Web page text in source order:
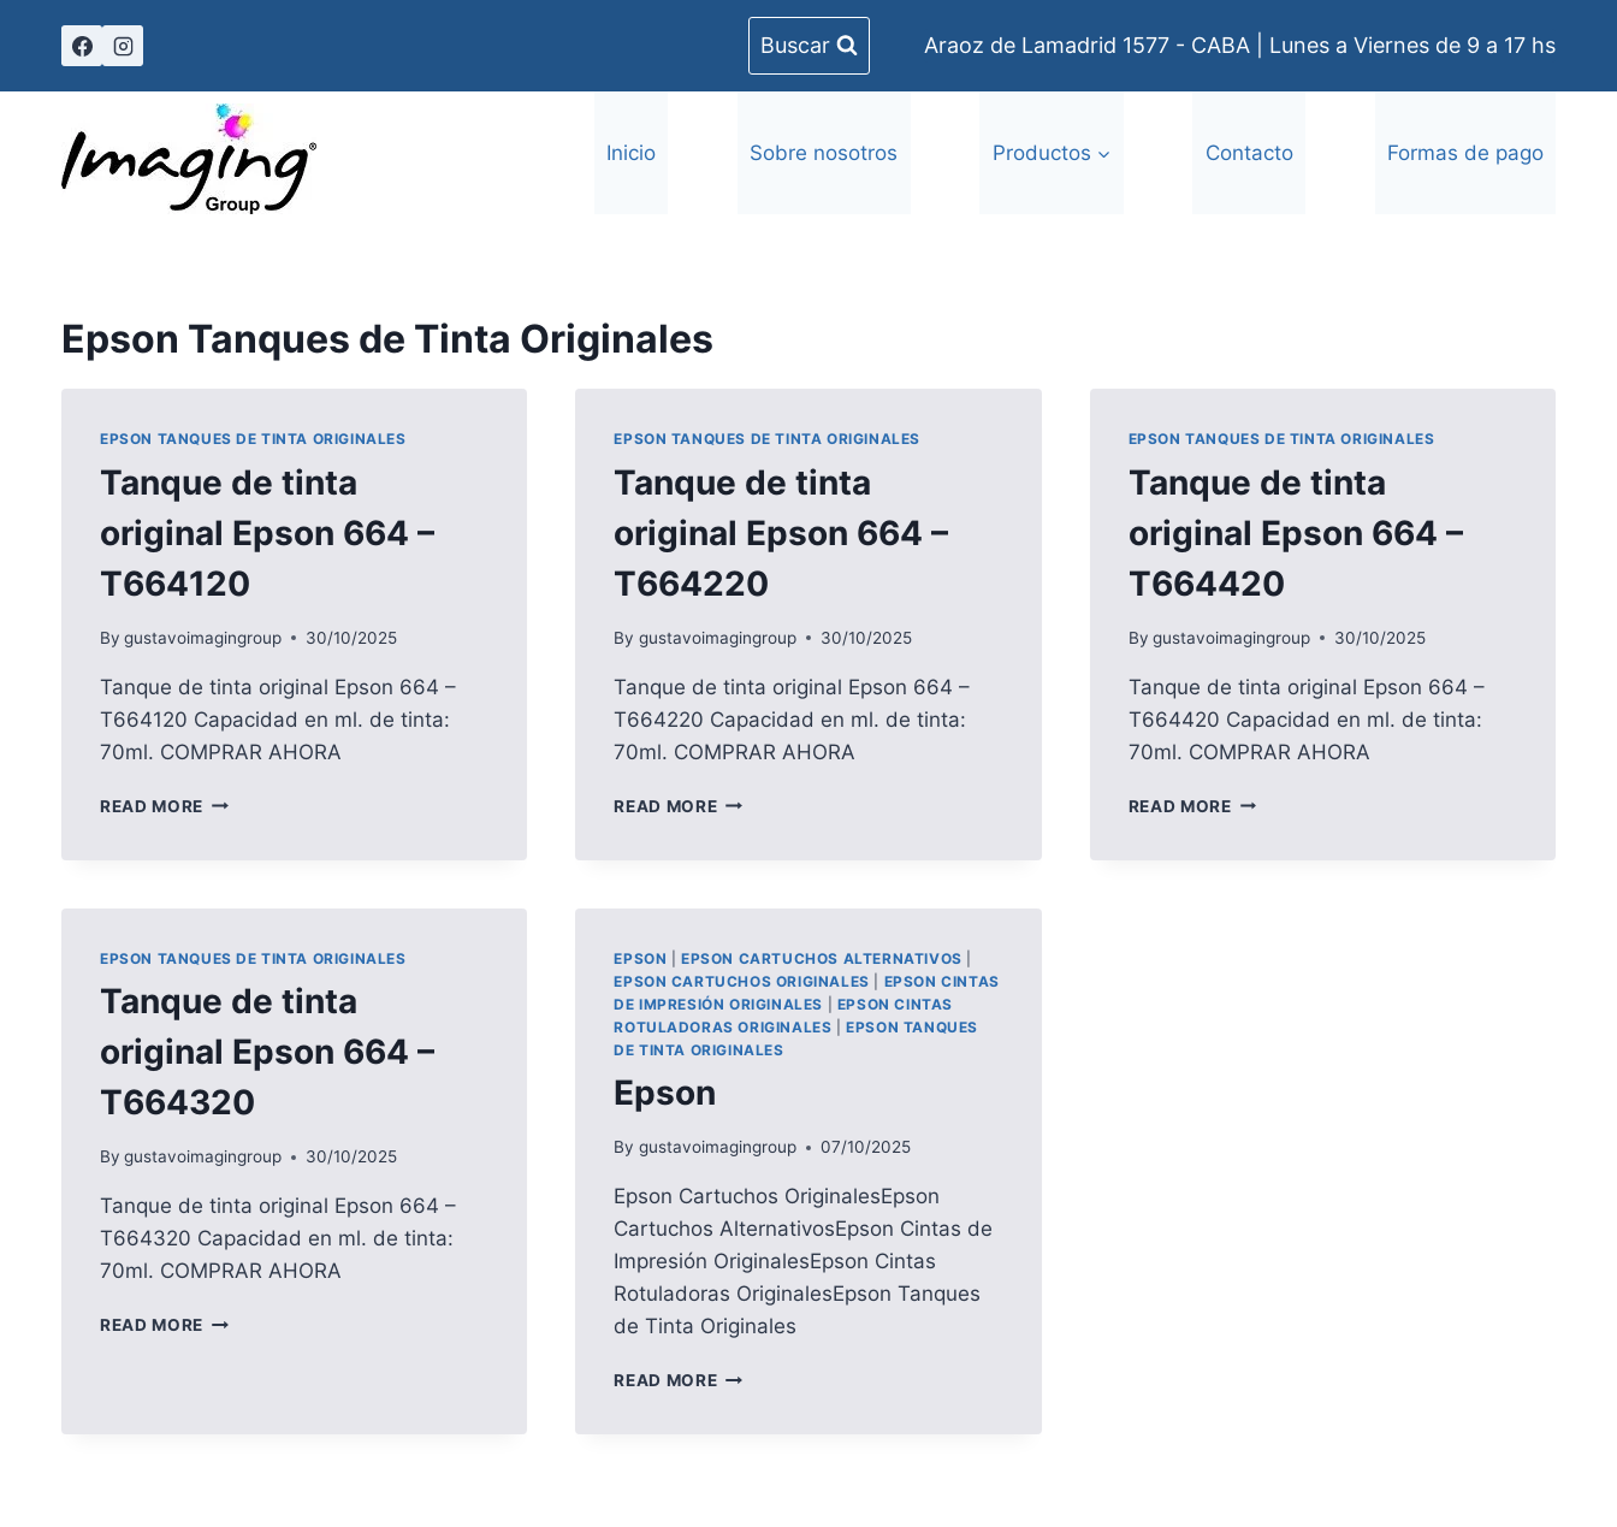
Buscar Araoz de Lamadrid 1577 - CABA | Lunes a Viernes de 9 a 17 hs
Inicio Sobre nosotros Productos Contacto Formas de pago
Epson Tanques de Tinta Originales
EPSON TANQUES DE TINTA ORIGINALES
Tanque de tinta
original Epson 664 –
T664120
By gustavoimagingroup 30/10/2025
Tanque de tinta original Epson 664 –
T664120 Capacidad en ml. de tinta:
70ml. COMPRAR AHORA
READ MORE TANQUE
–
EPSON TANQUES DE TINTA ORIGINALES
Tanque de tinta
original Epson 664 –
T664220
By gustavoimagingroup 30/10/2025
Tanque de tinta original Epson 664 –
T664220 Capacidad en ml. de tinta:
70ml. COMPRAR AHORA
READ MORETANQUE
–
T664220
EPSON TANQUES DE TINTA ORIGINALES
Tanque de tinta
original Epson 664 –
T664420
By gustavoimagingroup 30/10/2025
Tanque de tinta original Epson 664 –
T664420 Capacidad en ml. de tinta:
70ml. COMPRAR AHORA
READ MORETANQUE
EPSON TANQUES DE TINTA ORIGINALES
Tanque de tinta
original Epson 664 –
T664320
By gustavoimagingroup 30/10/2025
Tanque de tinta original Epson 664 –
T664320 Capacidad en ml. de tinta:
70ml. COMPRAR AHORA
READ MORE TANQUE
EPSON |EPSON CARTUCHOS ALTERNATIVOS
EPSON CARTUCHOS ORIGINALES
EPSON CINTAS
DE IMPRESIÓN ORIGINALES
EPSON CINTAS
ROTULADORAS ORIGINALES |EPSON TANQUES
DE TINTA ORIGINALES
Epson
By gustavoimagingroup 07/10/2025
Epson Cartuchos OriginalesEpson
Cartuchos AlternativosEpson Cintas de
Impresión OriginalesEpson Cintas
Rotuladoras OriginalesEpson Tanques
de Tinta Originales
READ MOREEPSON